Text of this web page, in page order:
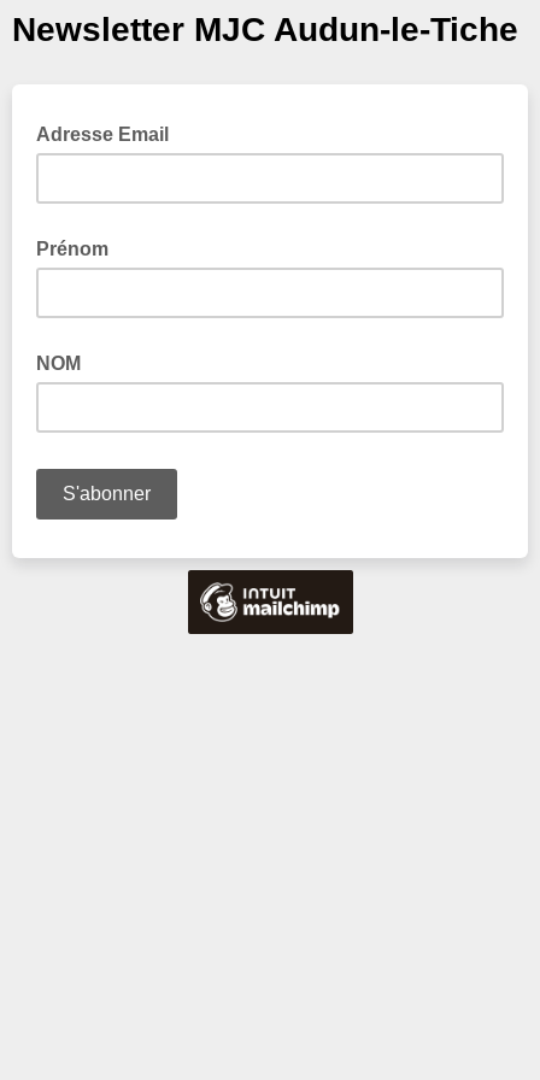
Newsletter MJC Audun-le-Tiche
Adresse Email
Prénom
NOM